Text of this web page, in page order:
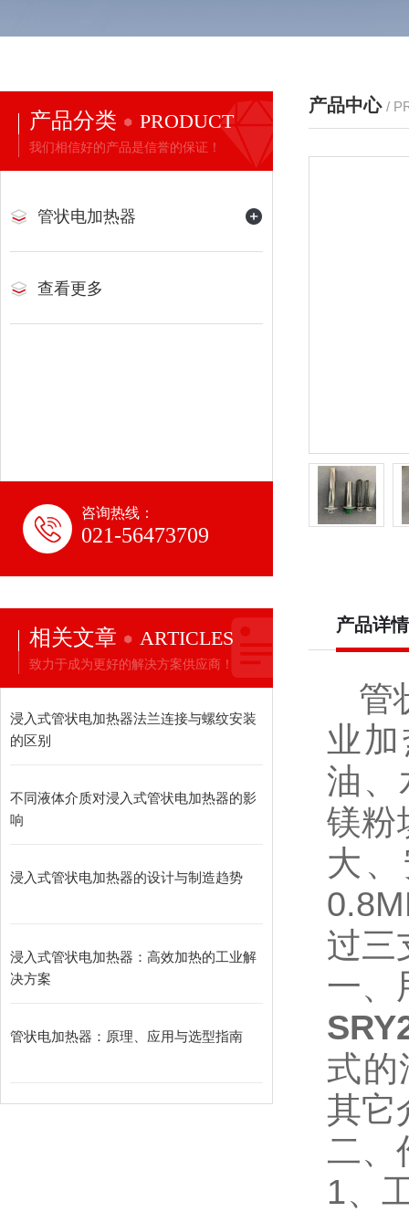
产品分类 PRODUCT
我们相信好的产品是信誉的保证！
管状电加热器
查看更多
咨询热线：
021-56473709
相关文章 ARTICLES
致力于成为更好的解决方案供应商！
浸入式管状电加热器法兰连接与螺纹安装
的区别
不同液体介质对浸入式管状电加热器的影
响
浸入式管状电加热器的设计与制造趋势
浸入式管状电加热器：高效加热的工业解
决方案
管状电加热器：原理、应用与选型指南
产品中心 /
产品详情
管
业
油、
镁粉
大
过三
一、
式的
其它
二、
1、